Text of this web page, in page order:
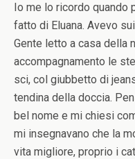
Io me lo ricordo quando
fatto di Eluana. Avevo
Gente letto a casa della
accompagnamento le
sci, col giubbetto di
tendina della doccia.
bel nome e mi chiesi
mi insegnavano che la
vita migliore, proprio i